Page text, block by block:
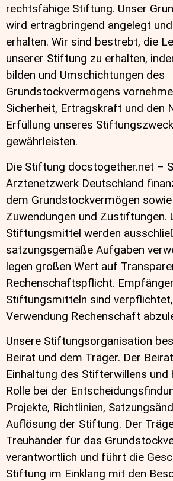
rechtsfähige Stiftung. Unser
wird ertragbringend angelegt
erhalten. Wir sind bestrebt, die
unserer Stiftung zu erhalten,
bilden und Umschichtungen des
Grundstockvermögens
Sicherheit, Ertragskraft und den
Erfüllung unseres
gewährleisten.
Die Stiftung docstogether.net –
Ärztenetzwerk Deutschland
dem Grundstockvermögen
Zuwendungen und Zustiftungen.
Stiftungsmittel werden
satzungsgemäße Aufgaben
legen großen Wert auf
Rechenschaftspflicht.
Stiftungsmitteln sind
Verwendung Rechenschaft
Unsere Stiftungsorganisation
Beirat und dem Träger. Der
Einhaltung des Stifterwillens und
Rolle bei der
Projekte, Richtlinien,
Auflösung der Stiftung. Der
Treuhänder für das
verantwortlich und führt die
Stiftung im Einklang mit den